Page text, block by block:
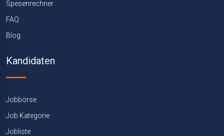
Spesenrechner
FAQ
Blog
Kandidaten
Jobbörse
Job Kategorie
Jobliste